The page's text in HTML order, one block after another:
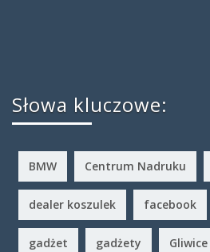
Słowa kluczowe:
BMW Centrum Nadruku
dealer koszulek facebook
gadżet gadżety Gliwice